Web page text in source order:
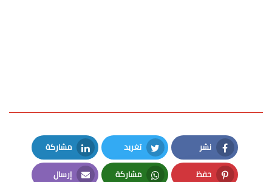
نشر
Facebook
تغريد
Twitter
مشاركة
LinkedIn
حفظ مشاركة إرسال